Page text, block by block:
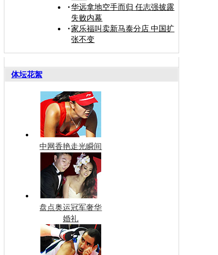
华远拿地空手而归 任志强披露
失败内幕
家乐福叫卖新马泰分店 中国扩
张不变
体坛花絮
中网香艳走光瞬间
盘点奥运冠军奢华
婚礼